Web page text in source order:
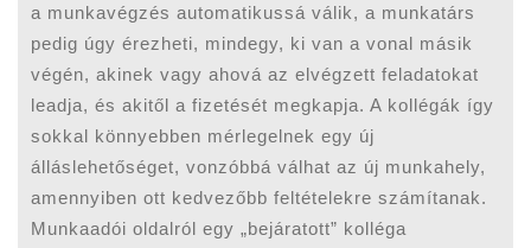
a munkavégzés automatikussá válik, a munkatárs
pedig úgy érezheti, mindegy, ki van a vonal másik
végén, akinek vagy ahová az elvégzett feladatokat
leadja, és akitől a fizetését megkapja. A kollégák így
sokkal könnyebben mérlegelnek egy új
álláslehetőséget, vonzóbbá válhat az új munkahely,
amennyiben ott kedvezőbb feltételekre számítanak.
Munkaadói oldalról egy „bejáratott” kolléga